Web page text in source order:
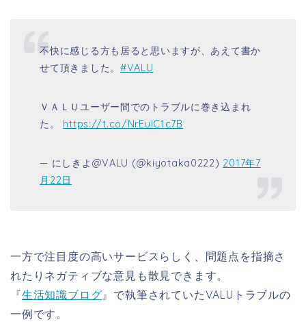
不快に感じる方も居ると思いますが、あえて書か
せて頂きました。 #VALU
ＶＡＬＵユーザー間でのトラブルに巻き込まれ
た。 https://t.co/NrEuIC1c7B
— にしきよ@VALU (@kiyotaka0222) 2017年7
月22日
一方で注目度の高いサービスらしく、問題点を指摘さ
れたりネガティブな意見も散見できます。
『生活知識ブログ』で執筆されていたVALUトラブルの
一例です。